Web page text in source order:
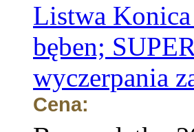
Listwa
bęben;
wyczerpania
Cena: